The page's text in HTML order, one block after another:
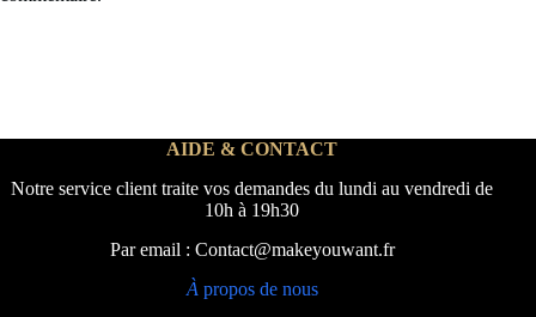
AIDE & CONTACT
Notre service client traite vos demandes du lundi au vendredi de
10h à 19h30
Par email : Contact@makeyouwant.fr
À propos de nous